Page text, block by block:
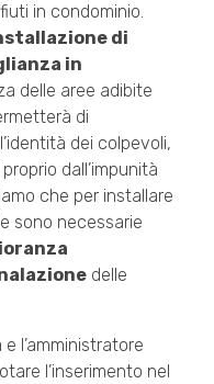
in condominio.
di
in
delle aree adibite
di
l’identità dei colpevoli,
dall’impunità
che per installare
sono necessarie
delle
e l’amministratore
l’inserimento nel